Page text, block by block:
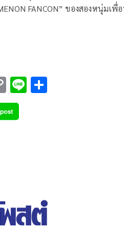
FANCON” ของสองหนุ่มเพื่
รับเชิญสุดพิเศษทั้ง 2 วัน อย่าง วิน-เ
จร, ดิว-จิรวรรตน์ สุทธิวณิชศักดิ์, ฮง
จิรเดชสกุลวงศ์) และ นินิว-คริสติน่า
C
o
p
Li